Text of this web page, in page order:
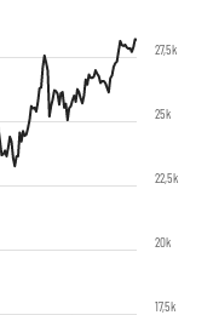
17,5k
20k
22,5k
25k
27,5k